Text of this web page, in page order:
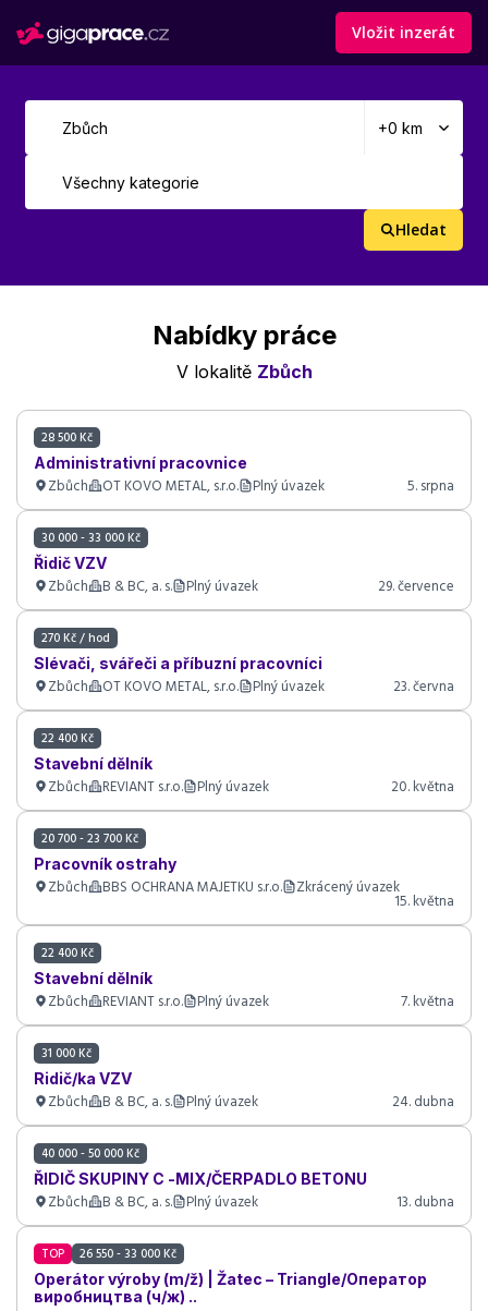
Vložit inzerát
Hledat
Nabídky práce
V lokalitě Zbůch
28 500 Kč
Administrativní pracovnice
Zbůch OT KOVO METAL, s.r.o. Plný úvazek 5. srpna
30 000 - 33 000 Kč
Řidič VZV
Zbůch B & BC, a. s. Plný úvazek 29. července
270 Kč / hod
Slévači, svářeči a příbuzní pracovníci
Zbůch OT KOVO METAL, s.r.o. Plný úvazek 23. června
22 400 Kč
Stavební dělník
Zbůch REVIANT s.r.o. Plný úvazek 20. května
20 700 - 23 700 Kč
Pracovník ostrahy
Zbůch BBS OCHRANA MAJETKU s.r.o. Zkrácený úvazek
15. května
22 400 Kč
Stavební dělník
Zbůch REVIANT s.r.o. Plný úvazek 7. května
31 000 Kč
Ridič/ka VZV
Zbůch B & BC, a. s. Plný úvazek 24. dubna
40 000 - 50 000 Kč
ŘIDIČ SKUPINY C -MIX/ČERPADLO BETONU
Zbůch B & BC, a. s. Plný úvazek 13. dubna
TOP 26 550 - 33 000 Kč
Operátor výroby (m/ž) | Žatec – Triangle/Оператор
виробництва (ч/ж) ..